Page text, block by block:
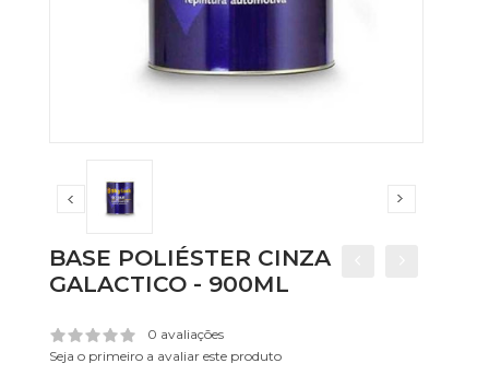
BASE POLIÉSTER CINZA
GALACTICO - 900ML
0 avaliações
Seja o primeiro a avaliar este produto